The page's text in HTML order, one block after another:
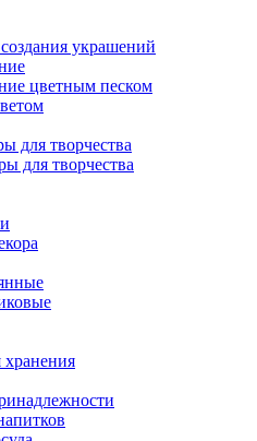
украшений
цветным песком
для творчества
для творчества
хранения